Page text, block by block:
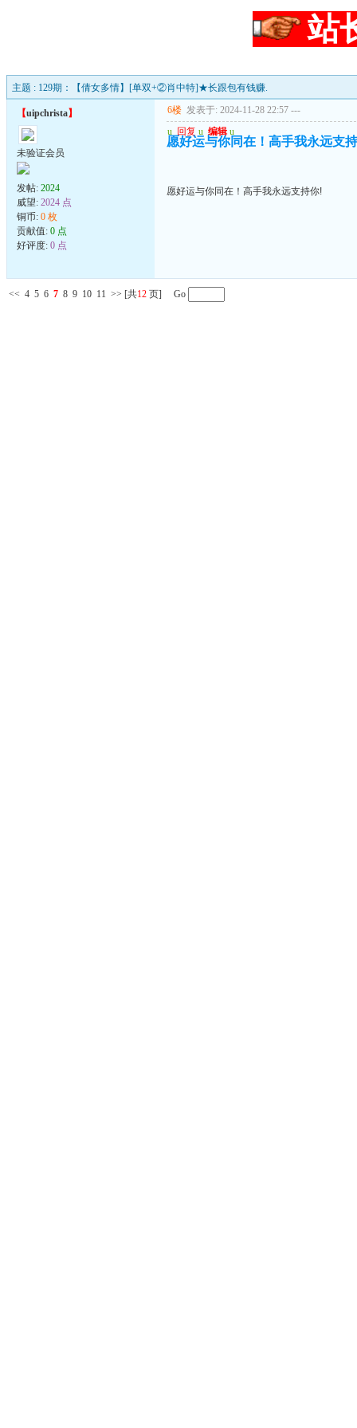
站
主题 : 129期：【倩女多情】[单双+②肖中特]★长跟包有钱赚.
【uipchrista】
未验证会员
发帖: 2024
威望: 2024 点
铜币: 0 枚
贡献值: 0 点
好评度: 0 点
6楼 发表于: 2024-11-28 22:57 ---
u 回复 u 编辑 u
愿好运与你同在！高手我永远支
愿好运与你同在！高手我永远支持你!
<< 4 5 6 7 8 9 10 11 >> [共12 页] Go